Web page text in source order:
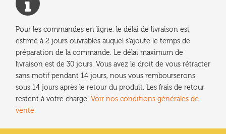
Pour les commandes en ligne, le délai de livraison est
estimé à 2 jours ouvrables auquel s'ajoute le temps de
préparation de la commande. Le délai maximum de
livraison est de 30 jours. Vous avez le droit de vous rétracter
sans motif pendant 14 jours, nous vous rembourserons
sous 14 jours après le retour du produit. Les frais de retour
restent à votre charge. Voir nos conditions générales de
vente.